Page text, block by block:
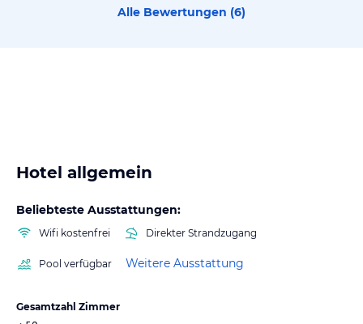
Alle Bewertungen (6)
Hotel allgemein
Beliebteste Ausstattungen:
Wifi kostenfrei Direkter Strandzugang
Pool verfügbar Weitere Ausstattung
Gesamtzahl Zimmer